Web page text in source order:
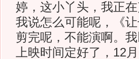
婷，这小丫头，我正
我说怎么可能呢，《
剪完呢，不能演啊。
上映时间定好了，12